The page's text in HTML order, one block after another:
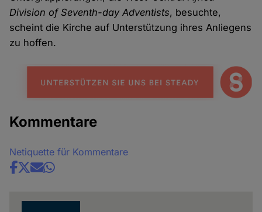
Division of Seventh-day Adventists, besuchte,
scheint die Kirche auf Unterstützung ihres Anliegens
zu hoffen.
Kommentare
Netiquette für Kommentare
Share